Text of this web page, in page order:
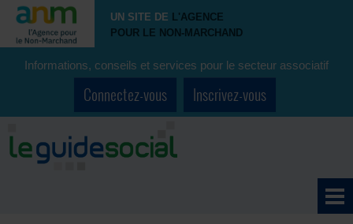
UN SITE DE L'AGENCE
POUR LE NON-MARCHAND
Informations, conseils et services pour le secteur associatif
Connectez-vous Inscrivez-vous